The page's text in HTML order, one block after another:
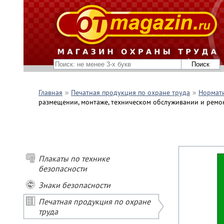
Главная Печатная продукция по охране труда
размещении, монтаже, техническом обслуживании и
Плакаты по технике
безопасности
Знаки безопасности
Печатная продукция по охране
труда